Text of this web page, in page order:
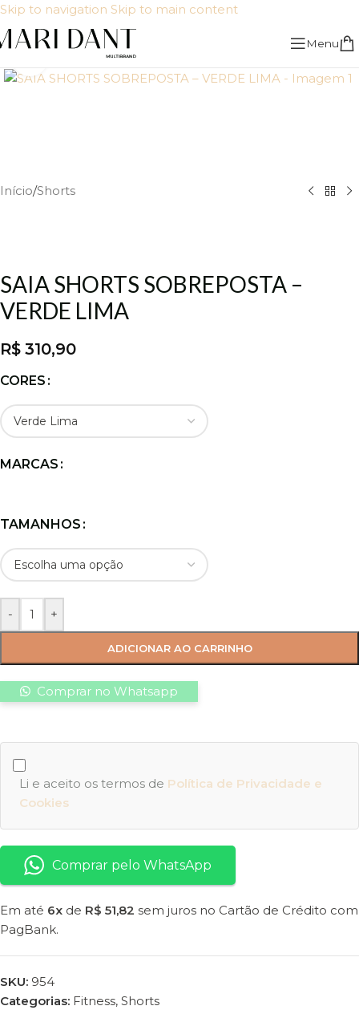
Skip to navigation Skip to main content
Menu
Click to enlarge
Início/Shorts
SAIA SHORTS SOBREPOSTA –
VERDE LIMA
R$ 310,90
CORES
MARCAS
TAMANHOS
- +
ADICIONAR AO CARRINHO
Comprar no Whatsapp
Li e aceito os termos de Política de Privacidade e
Cookies
Comprar pelo WhatsApp
Em até 6x de R$ 51,82 sem juros no Cartão de Crédito com
PagBank.
SKU: 954
Categorias: Fitness, Shorts